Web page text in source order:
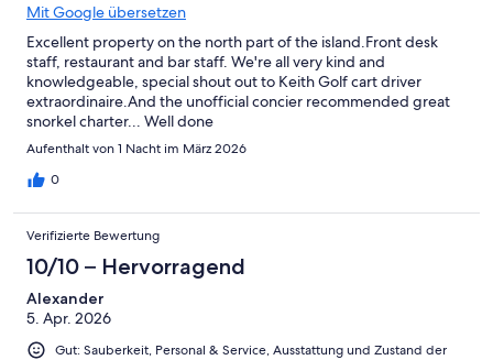
Mit Google übersetzen
Excellent property on the north part of the island.Front desk
staff, restaurant and bar staff. We're all very kind and
knowledgeable, special shout out to Keith Golf cart driver
extraordinaire.And the unofficial concier recommended great
snorkel charter... Well done
Aufenthalt von 1 Nacht im März 2026
0
Verifizierte Bewertung
10/10 – Hervorragend
Alexander
5. Apr. 2026
Gut: Sauberkeit, Personal & Service, Ausstattung und Zustand der